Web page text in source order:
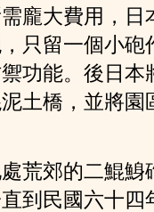
龐大費用，日
只留一個小砲
功能。後日本
土橋，並將園
荒郊的二鯤鯓
到民國六十四